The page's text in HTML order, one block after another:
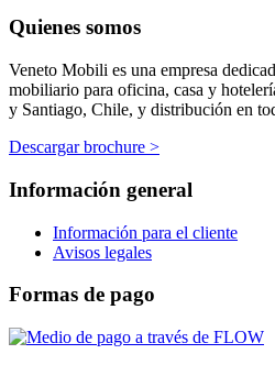
Quienes somos
Veneto Mobili es una empresa
mobiliario para oficina, casa y
y Santiago, Chile, y distribución en
Descargar brochure >
Información general
Información para el cliente
Avisos legales
Formas de pago